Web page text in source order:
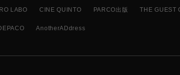
LABO CINE QUINTO PARCO出版 THE GUEST
AnotherADdress